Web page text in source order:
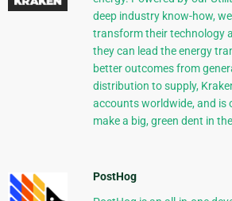
deep industry know-how,
transform their technology
they can lead the energy
better outcomes from
distribution to supply,
accounts worldwide, and is
make a big, green dent in
PostHog